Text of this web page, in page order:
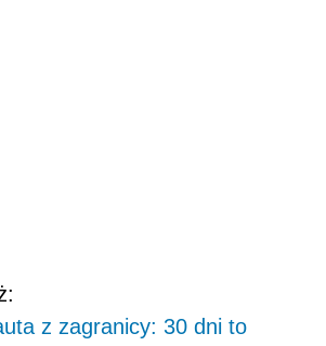
z zagranicy: 30 dni to